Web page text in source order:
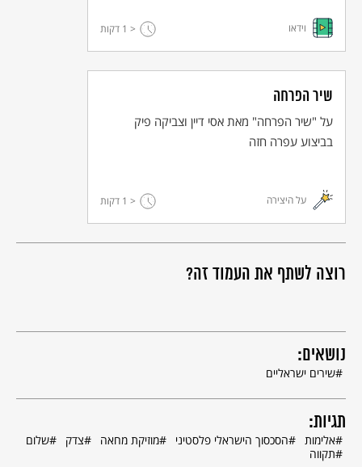
רוצה לשתף את העמוד זה?
וידאו < 1 דקות
שיר הפרחה
על "שיר הפרחה" מאת אסי דיין וצביקה פיק
בביצוע עפרה חזה
על היצירה < 1 דקות
נושאים:
שירים ישראליים
תגיות:
אלימות הסכסוך הישראלי פלסטיני מוזיקת מחאה צדק
שלום
תקווה